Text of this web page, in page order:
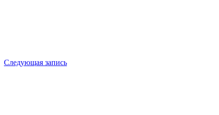
Следующая запись